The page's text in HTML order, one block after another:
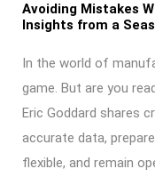
Avoiding Mistakes
Insights from a
In the world of
game. But are you
Eric Goddard shares
accurate data,
flexible, and remain